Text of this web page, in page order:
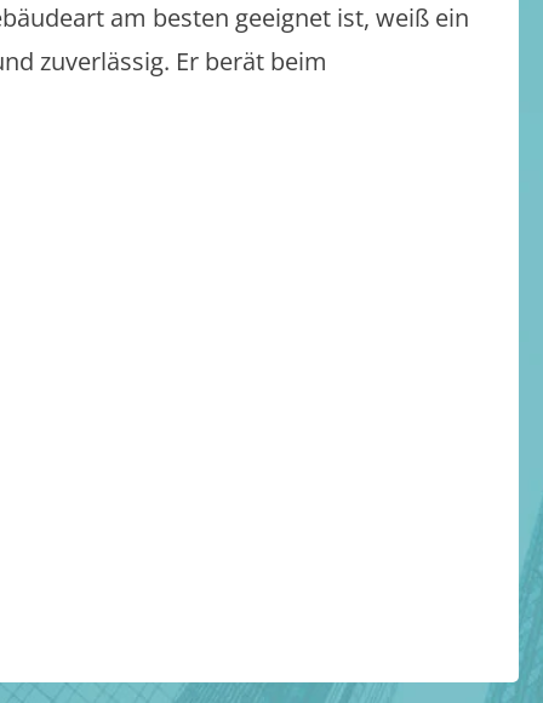
am besten geeignet ist, weiß ein
zuverlässig. Er berät beim